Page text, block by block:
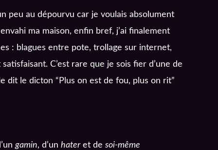
peu au dépourvu car je voulais absolument
ma maison, enfin bref, j’ai finalement
: blagues entre pote, trollage sur internet,
C’est rare que je sois fier d’une de
dit le dicton “Plus on est de fou, plus on rit”
gamin, d’un hateret de soi-même